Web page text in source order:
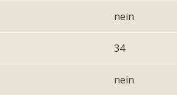
nein
34
nein